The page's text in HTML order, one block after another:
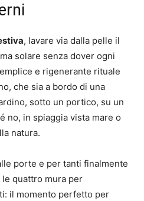
, lavare via dalla pelle il
solare senza dover ogni
e rigenerante rituale
che sia a bordo di una
sotto un portico, su un
no, in spiaggia vista mare o
natura.
porte e per tanti finalmente
quattro mura per
il momento perfetto per